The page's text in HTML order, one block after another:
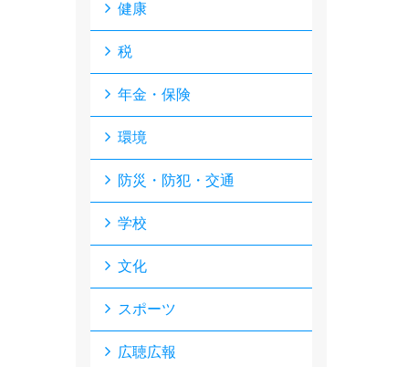
健康
税
年金・保険
環境
防災・防犯・交通
学校
文化
スポーツ
広聴広報